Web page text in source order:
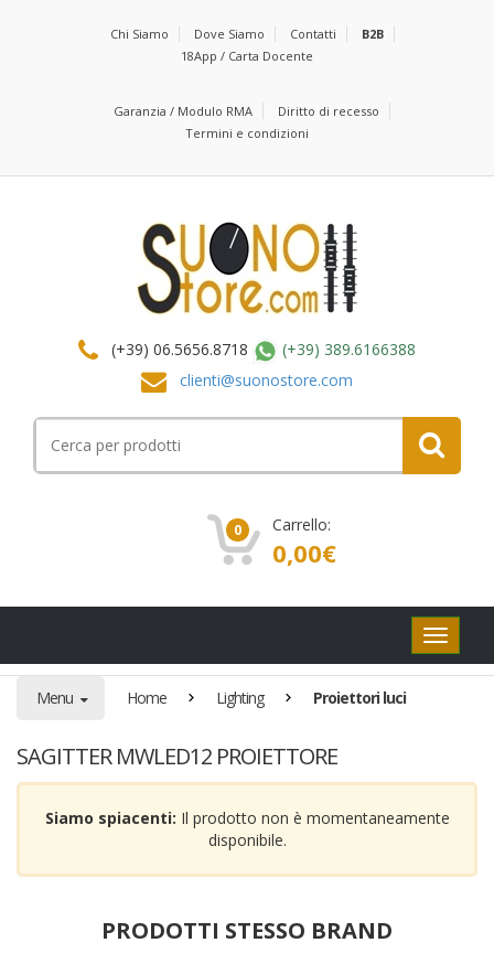
Chi Siamo Dove Siamo Contatti
B2B
18App / Carta Docente
Garanzia / Modulo RMA
Diritto di recesso
Termini e condizioni
(+39) 06.5656.8718
(+39) 389.6166388
clienti@suonostore.com
per:
0 Carrello:
0,00€
Pulsanti
di
Menu Home Lighting Proiettori luci
SAGITTER MWLED12 PROIETTORE
Siamo spiacenti: Il prodotto non è momentaneamente
disponibile.
PRODOTTI STESSO BRAND